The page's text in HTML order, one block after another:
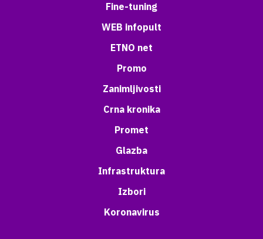
Fine-tuning
WEB infopult
ETNO net
Promo
Zanimljivosti
Crna kronika
Promet
Glazba
Infrastruktura
Izbori
Koronavirus